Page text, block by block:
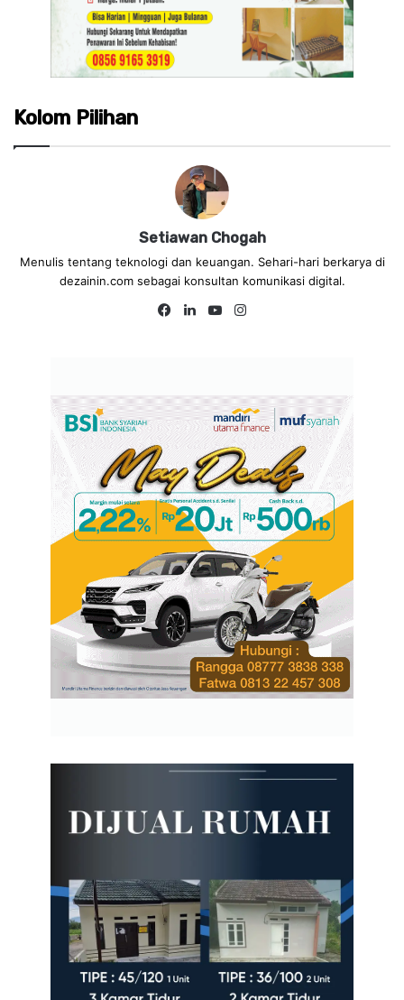
Kolom Pilihan
Setiawan Chogah
Menulis tentang teknologi dan keuangan. Sehari-hari berkarya di
dezainin.com sebagai konsultan komunikasi digital.
Fa
Lin
Yo